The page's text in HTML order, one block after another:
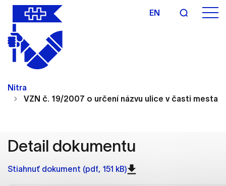
EN
Nitra
VZN č. 19/2007 o určení názvu ulice v časti mesta
Detail dokumentu
Stiahnuť dokument (pdf, 151 kB)
Nastavenie cookies
stránky môžu ukladať informácie o vašej aktivite a
preferenciách. Používajú sa napríklad k tomu, aby